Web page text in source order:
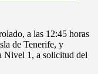
a las 12:45 horas
de Tenerife, y
Nivel 1, a solicitud del